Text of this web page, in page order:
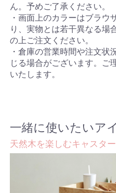
ん。予めご了承ください。
・画面上のカラーはブラウ
り、実物とは若干異なる場
の上ご注文ください。
・倉庫の営業時間や注文状
じる場合がございます。ご
いたします。
一緒に使いたいア
天然木を楽しむキャスタ